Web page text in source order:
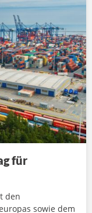
für
den
sowie dem